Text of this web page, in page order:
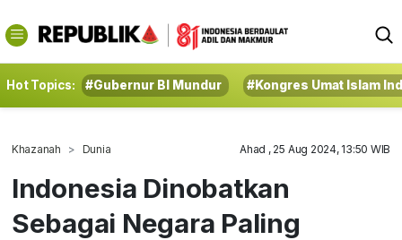
Hot Topics: #Gubernur BI Mundur #Kongres Umat Islam
Khazanah Dunia Ahad , 25 Aug 2024, 13:50 WIB
Indonesia Dinobatkan
Sebagai Negara Paling